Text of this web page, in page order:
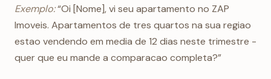
Exemplo:“Oi [Nome], vi seu apartamento no ZAP
Imoveis. Apartamentos de tres quartos na sua regiao
estao vendendo em media de 12 dias neste trimestre -
quer que eu mande a comparacao completa?”